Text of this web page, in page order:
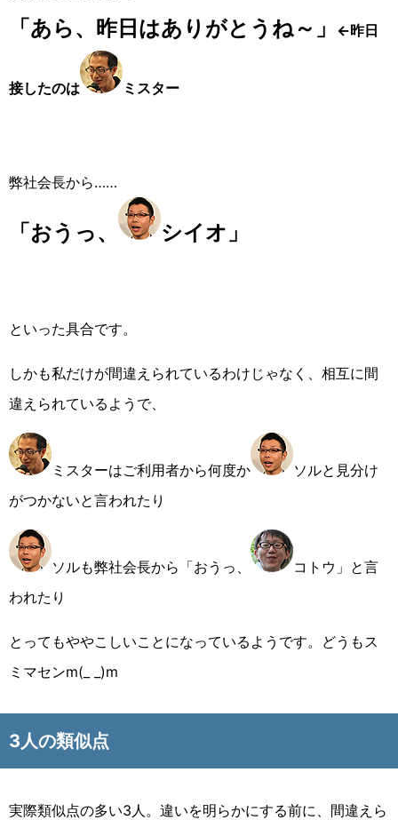
「あら、昨日はありがとうね～」 ←昨日
接したのは ミスター
弊社会長から……
「おうっ、 シイオ」
といった具合です。
しかも私だけが間違えられているわけじゃなく、相互に間
違えられているようで、
ミスターはご利用者から何度か
ソルと見分け
がつかないと言われたり
ソルも弊社会長から「おうっ、
コトウ」と言
われたり
とってもややこしいことになっているようです。どうもス
ミマセンm(_ _)m
3人の類似点
実際類似点の多い3人。違いを明らかにする前に、間違えら